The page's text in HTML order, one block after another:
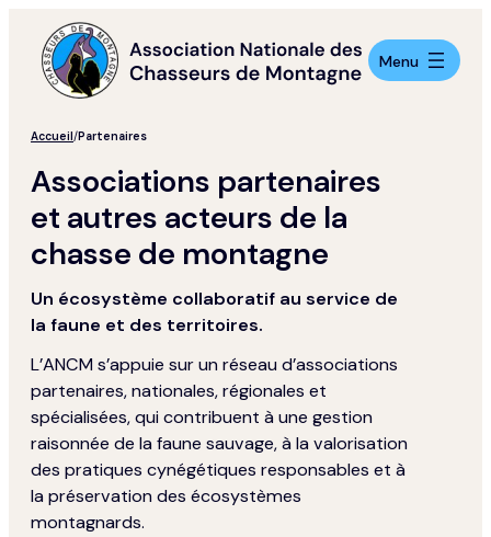
contenu
Menu
Accueil/Partenaires
Associations partenaires
et autres acteurs de la
chasse de montagne
Un écosystème collaboratif au service de
la faune et des territoires.
L’ANCM s’appuie sur un réseau d’associations
partenaires, nationales, régionales et
spécialisées, qui contribuent à une gestion
raisonnée de la faune sauvage, à la valorisation
des pratiques cynégétiques responsables et à
la préservation des écosystèmes
montagnards.